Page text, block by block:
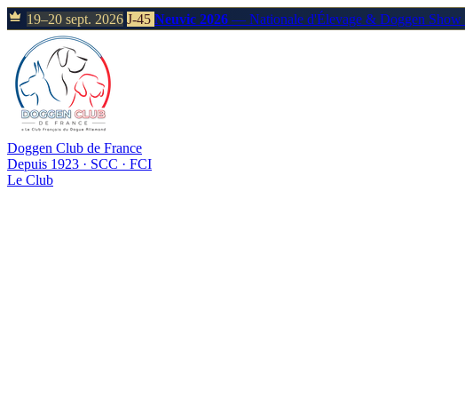
19–20 sept. 2026 J-45 Neuvic 2026 — Nationale d'Élevage & Doggen Show
Doggen Club de France
Depuis 1923 · SCC · FCI
Le Club